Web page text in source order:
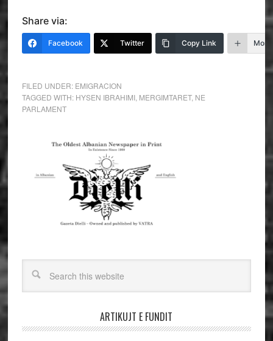
Share via:
Facebook Twitter Copy Link More
FILED UNDER: EMIGRACION
TAGGED WITH: HYSEN IBRAHIMI, MERGIMTARET, NE
PARLAMENT
ARTIKUJT E FUNDIT